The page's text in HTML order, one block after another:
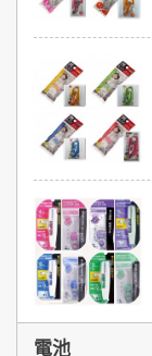
電池